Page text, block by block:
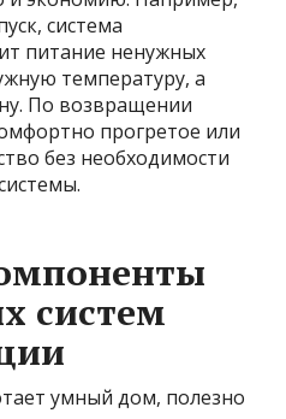
система
питание ненужных
температуру, а
По возвращении
прогретое или
без необходимости
систем
умный дом, полезно